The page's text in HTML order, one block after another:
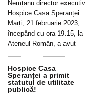
Nemțanu director executiv
Hospice Casa Speranței
Marți, 21 februarie 2023,
începând cu ora 19.15, la
Ateneul Român, a avut
Hospice Casa
Speranței a primit
statutul de utilitate
publică!